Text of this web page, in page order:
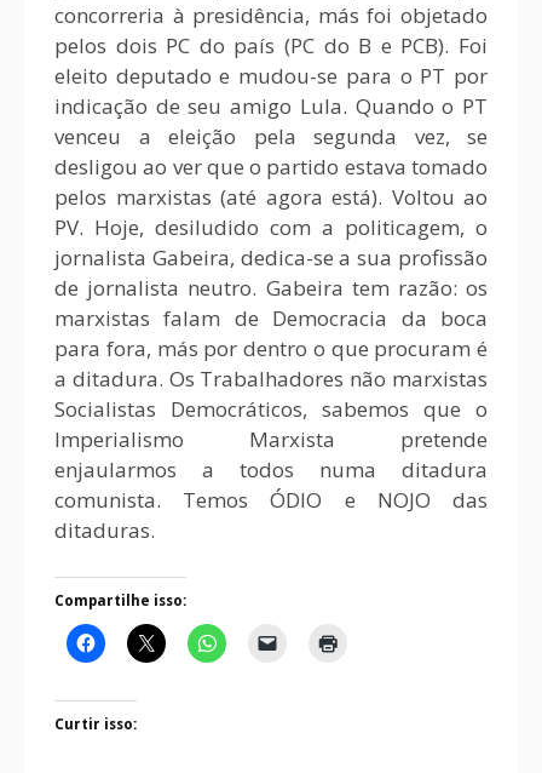
concorreria à presidência, más foi objetado
pelos dois PC do país (PC do B e PCB). Foi
eleito deputado e mudou-se para o PT por
indicação de seu amigo Lula. Quando o PT
venceu a eleição pela segunda vez, se
desligou ao ver que o partido estava tomado
pelos marxistas (até agora está). Voltou ao
PV. Hoje, desiludido com a politicagem, o
jornalista Gabeira, dedica-se a sua profissão
de jornalista neutro. Gabeira tem razão: os
marxistas falam de Democracia da boca
para fora, más por dentro o que procuram é
a ditadura. Os Trabalhadores não marxistas
Socialistas Democráticos, sabemos que o
Imperialismo Marxista pretende
enjaularmos a todos numa ditadura
comunista. Temos ÓDIO e NOJO das
ditaduras.
Compartilhe isso:
Curtir isso: